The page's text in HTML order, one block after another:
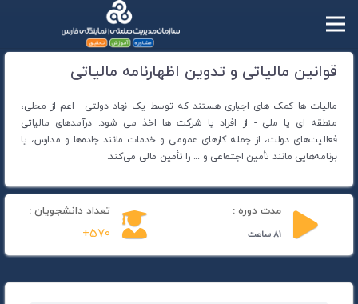
قوانین مالیاتی و تدوین اظهارنامه مالیاتی
مالیات ها کمک های اجباری هستند که توسط یک نهاد دولتی - اعم از محلی،
منطقه ای یا ملی - از افراد یا شرکت ها اخذ می شود. درآمدهای مالیاتی
فعالیت‌های دولت، از جمله کارهای عمومی و خدمات مانند جاده‌ها و مدارس، یا
برنامه‌هایی مانند تأمین اجتماعی و ... را تأمین مالی می‌کند.
مدت دوره :
81 ساعت
تعداد دانشجویان :
570+